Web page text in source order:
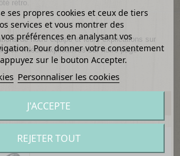
rétro.
de notre équipe et leurs explications sur
nos vidéos explicatives sur notre page
ses propres cookies et ceux de tiers
services et vous montrer des
préférences en analysant vos
Pour donner votre consentement
sur le bouton Accepter.
Personnaliser les cookies
REJETER TOUT
J'ACCEPTE